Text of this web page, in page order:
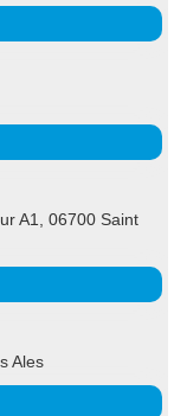
A1, 06700 Saint
Ales